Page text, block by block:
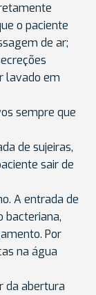
o paciente
de ar;
lavado em
sempre que
de sujeiras,
sair de
A entrada de
bacteriana,
Por
na água
da abertura